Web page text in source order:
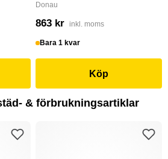
Donau
863 kr inkl. moms
Bara 1 kvar
Köp
& förbrukningsartiklar